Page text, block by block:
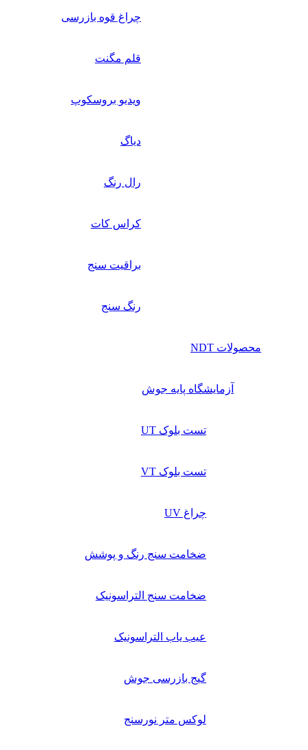
چراغ قوه بازرسی
قلم مگنت
ویدیو بروسکوپ
دیاگ
رال رنگ
کراس کات
براقیت سنج
رنگ سنج
محصولات NDT
آزمایشگاه پایه جوش
تست بلوک UT
تست بلوک VT
چراغ UV
ضخامت سنج رنگ و پوشش
ضخامت سنج التراسونیک
عیب یاب التراسونیک
گیج بازرسی جوش
لوکس متر نورسنج